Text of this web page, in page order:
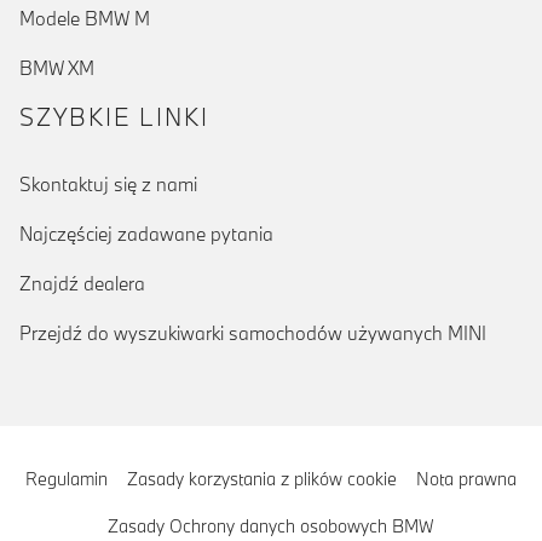
Modele BMW M
BMW XM
SZYBKIE LINKI
Skontaktuj się z nami
Najczęściej zadawane pytania
Znajdź dealera
Przejdź do wyszukiwarki samochodów używanych MINI
Regulamin Zasady korzystania z plików cookie Nota prawna
Zasady Ochrony danych osobowych BMW